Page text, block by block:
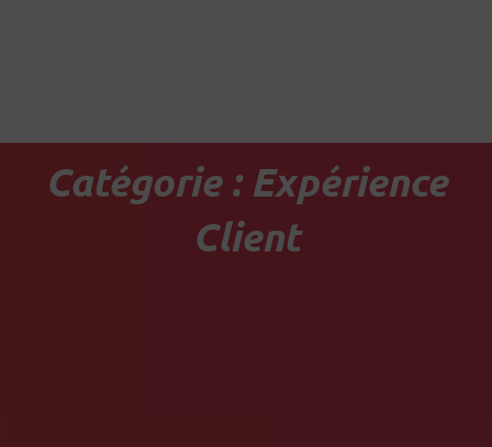
Catégorie : Expérience
Client